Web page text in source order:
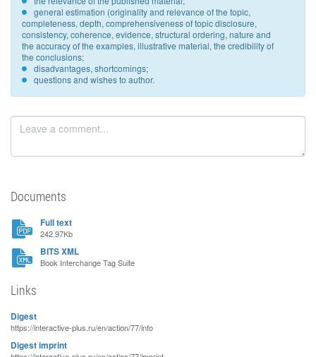
general estimation (originality and relevance of the topic,
completeness, depth, comprehensiveness of topic disclosure,
consistency, coherence, evidence, structural ordering, nature and
the accuracy of the examples, illustrative material, the credibility of
the conclusions;
disadvantages, shortcomings;
questions and wishes to author.
Documents
Full text
242.97Kb
BITS XML
Book Interchange Tag Suite
Links
Digest
https://interactive-plus.ru/en/action/77/info
Digest imprint